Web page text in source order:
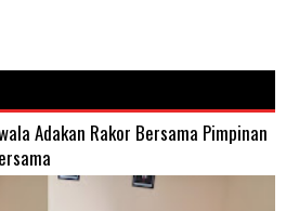
Adakan Rakor Bersama Pimpinan